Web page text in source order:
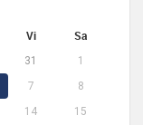
Vi Sa
31
1
7
8
14
15